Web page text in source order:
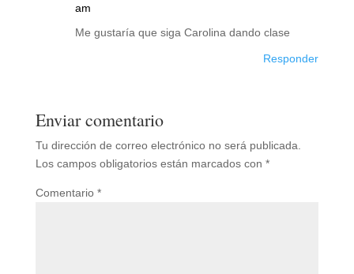
am
Me gustaría que siga Carolina dando clase
Responder
Enviar comentario
Tu dirección de correo electrónico no será publicada.
Los campos obligatorios están marcados con *
Comentario *